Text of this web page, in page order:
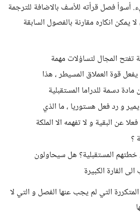
أسوأ فصل قرأته للأسف بالاضافة للترجمة
يمكن انكاره مقارنة بالفصول السابقة
تفتح المجال لتساؤلات مهمة
قوة العملاق المسيطر ، هذا
دسمة للدراما المستقبلية
و رد فعل هستوريا ، ما الذي
عن البقية و لا تفهمه الا الملكة
؟
المستقبلية؟ هل سيحاولون
القارة الكبيرة
التي لم يجب عنها الفصل و التي لا